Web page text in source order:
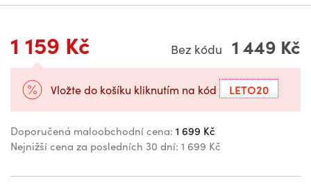
1 159 Kč Bez kódu 1 449 Kč
Vložte do košíku kliknutím na kód LETO20
Doporučená maloobchodní cena: 1 699 Kč
Nejnižší cena za posledních 30 dní: 1 699 Kč